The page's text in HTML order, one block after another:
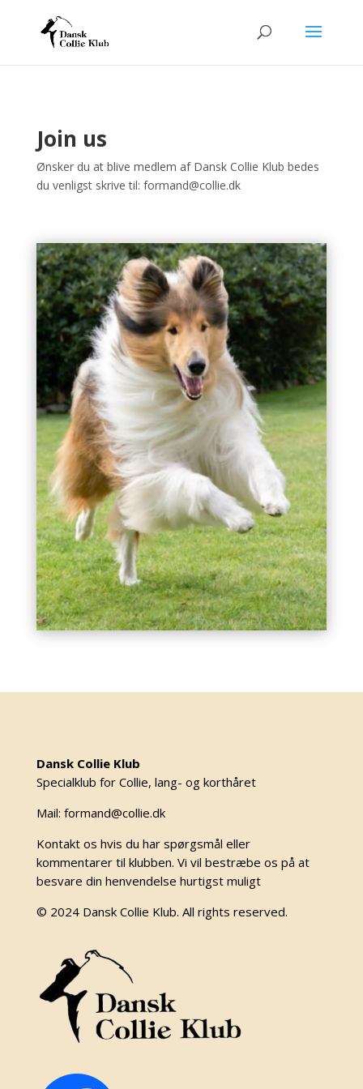
Join us
Ønsker du at blive medlem af Dansk Collie Klub bedes
du venligst skrive til: formand@collie.dk
Dansk Collie Klub
Specialklub for Collie, lang- og korthåret
Mail: formand@collie.dk
Kontakt os hvis du har spørgsmål eller
kommentarer til klubben. Vi vil bestræbe os på at
besvare din henvendelse hurtigst muligt
© 2024 Dansk Collie Klub. All rights reserved.